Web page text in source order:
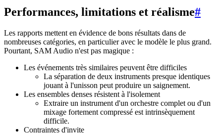
Performances, limitations et réalisme#
Les rapports mettent en évidence de bons résultats dans de
nombreuses catégories, en particulier avec le modèle le plus grand.
Pourtant, SAM Audio n'est pas magique :
Les événements très similaires peuvent être difficiles
La séparation de deux instruments presque identiques
jouant à l'unisson peut produire un saignement.
Les ensembles denses résistent à l'isolement
Extraire un instrument d'un orchestre complet ou d'un
mixage fortement compressé est intrinsèquement
difficile.
Contraintes d'invite